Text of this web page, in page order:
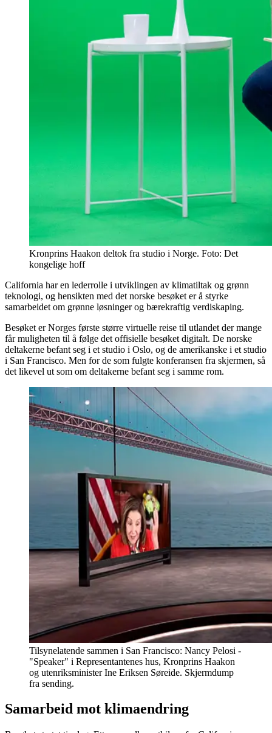
Kronprins Haakon deltok fra studio i Norge. Foto: Det
kongelige hoff
California har en lederrolle i utviklingen av klimatiltak og grønn
teknologi, og hensikten med det norske besøket er å styrke
samarbeidet om grønne løsninger og bærekraftig verdiskaping.
Besøket er Norges første større virtuelle reise til utlandet der mange
får muligheten til å følge det offisielle besøket digitalt. De norske
deltakerne befant seg i et studio i Oslo, og de amerikanske i et studio
i San Francisco. Men for de som fulgte konferansen fra skjermen, så
det likevel ut som om deltakerne befant seg i samme rom.
Tilsynelatende sammen i San Francisco: Nancy Pelosi -
"Speaker" i Representantenes hus, Kronprins Haakon
og utenriksminister Ine Eriksen Søreide. Skjermdump
fra sending.
Samarbeid mot klimaendring